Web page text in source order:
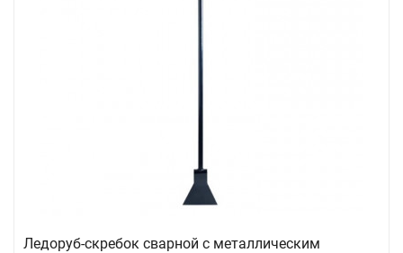
Ледоруб-скребок сварной с металлическим